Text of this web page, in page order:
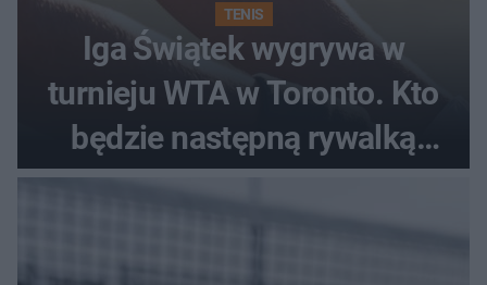
TENIS
Iga Świątek wygrywa w
turnieju WTA w Toronto. Kto
będzie następną rywalką